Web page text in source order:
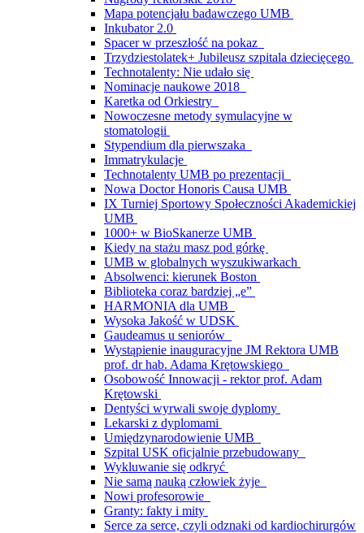
Mapa potencjału badawczego UMB
Inkubator 2.0
Spacer w przeszłość na pokaz
Trzydziestolatek+ Jubileusz szpitala dziecięcego
Technotalenty: Nie udało się
Nominacje naukowe 2018
Karetka od Orkiestry
Nowoczesne metody symulacyjne w
stomatologii
Stypendium dla pierwszaka
Immatrykulacje
Technotalenty UMB po prezentacji
Nowa Doctor Honoris Causa UMB
IX Turniej Sportowy Społeczności Akademickiej
UMB
1000+ w BioSkanerze UMB
Kiedy na stażu masz pod górkę
UMB w globalnych wyszukiwarkach
Absolwenci: kierunek Boston
Biblioteka coraz bardziej „e”
HARMONIA dla UMB
Wysoka Jakość w UDSK
Gaudeamus u seniorów
Wystąpienie inauguracyjne JM Rektora UMB
prof. dr hab. Adama Krętowskiego
Osobowość Innowacji - rektor prof. Adam
Krętowski
Dentyści wyrwali swoje dyplomy
Lekarski z dyplomami
Umiędzynarodowienie UMB
Szpital USK oficjalnie przebudowany
Wykluwanie się odkryć
Nie samą nauką człowiek żyje
Nowi profesorowie
Granty: fakty i mity
Serce za serce, czyli odznaki od kardiochirurgów